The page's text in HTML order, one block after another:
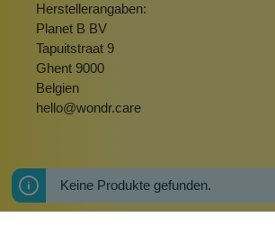
Herstellerangaben:
Planet B BV
Tapuitstraat 9
Ghent 9000
Belgien
hello@wondr.care
Keine Produkte gefunden.